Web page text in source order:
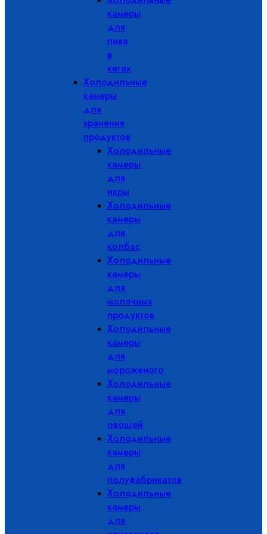
камеры
для
пива
в
кегах
Холодильные
камеры
для
хранения
продуктов
Холодильные
камеры
для
икры
Холодильные
камеры
для
колбас
Холодильные
камеры
для
молочных
продуктов
Холодильные
камеры
для
мороженого
Холодильные
камеры
для
овощей
Холодильные
камеры
для
полуфабрикатов
Холодильные
камеры
для